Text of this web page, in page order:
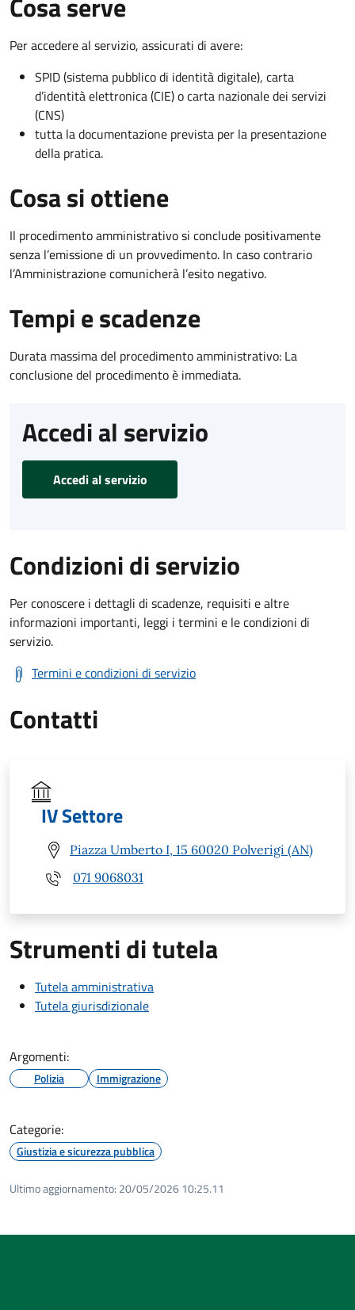
Per accedere al servizio, assicurati di avere:
SPID (sistema pubblico di identità digitale), carta
d’identità elettronica (CIE) o carta nazionale dei servizi
(CNS)
tutta la documentazione prevista per la presentazione
della pratica.
Cosa si ottiene
Il procedimento amministrativo si conclude positivamente
senza l’emissione di un provvedimento. In caso contrario
l’Amministrazione comunicherà l’esito negativo.
Tempi e scadenze
Durata massima del procedimento amministrativo: La
conclusione del procedimento è immediata.
Accedi al servizio
Accedi al servizio
Condizioni di servizio
Per conoscere i dettagli di scadenze, requisiti e altre
informazioni importanti, leggi i termini e le condizioni di
servizio.
Termini e condizioni di servizio
Contatti
IV Settore
Piazza Umberto I, 15 60020 Polverigi (AN)
071 9068031
Strumenti di tutela
Tutela amministrativa
Tutela giurisdizionale
Argomenti:
Polizia Immigrazione
Categorie:
Giustizia e sicurezza pubblica
Ultimo aggiornamento: 20/05/2026 10:25.11